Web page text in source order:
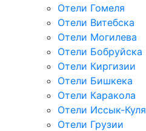
Отели Гомеля
Отели Витебска
Отели Могилева
Отели Бобруйска
Отели Киргизии
Отели Бишкека
Отели Каракола
Отели Иссык-Куля
Отели Грузии